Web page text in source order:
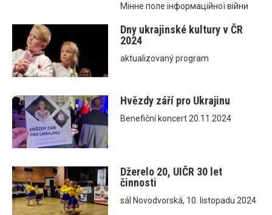
Мінне поле інформаційної війни
Dny ukrajinské kultury v ČR
2024
aktualizovaný program
Hvězdy září pro Ukrajinu
Benefiční koncert 20.11.2024
Džerelo 20, UIČR 30 let
činnosti
sál Novodvorská, 10. listopadu 2024